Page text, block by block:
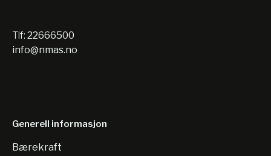
Tlf: 22666500
info@nmas.no
Generell informasjon
Bærekraft